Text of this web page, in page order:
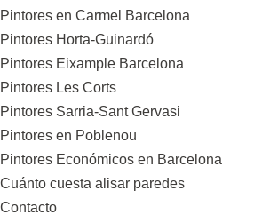
Pintores en Carmel Barcelona
Pintores Horta-Guinardó
Pintores Eixample Barcelona
Pintores Les Corts
Pintores Sarria-Sant Gervasi
Pintores en Poblenou
Pintores Económicos en Barcelona
Cuánto cuesta alisar paredes
Contacto